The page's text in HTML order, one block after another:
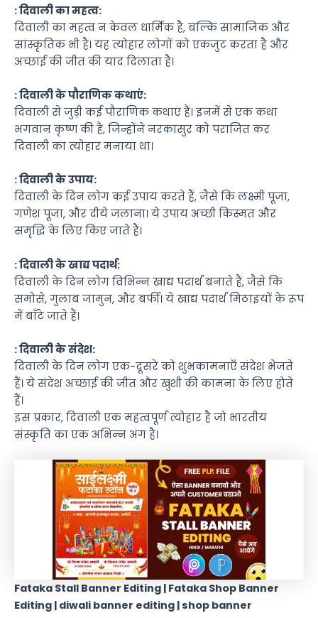
: दिवाली का महत्व:
दिवाली का महत्व न केवल धार्मिक है, बल्कि सामाजिक और
सांस्कृतिक भी है। यह त्योहार लोगों को एकजुट करता है और
अच्छाई की जीत की याद दिलाता है।
: दिवाली के पौराणिक कथाएं:
दिवाली से जुड़ी कई पौराणिक कथाएं हैं। इनमें से एक कथा
भगवान कृष्ण की है, जिन्होंने नरकासुर को पराजित कर
दिवाली का त्योहार मनाया था।
: दिवाली के उपाय:
दिवाली के दिन लोग कई उपाय करते हैं, जैसे कि लक्ष्मी पूजा,
गणेश पूजा, और दीये जलाना। ये उपाय अच्छी किस्मत और
समृद्धि के लिए किए जाते हैं।
: दिवाली के खाद्य पदार्थ:
दिवाली के दिन लोग विभिन्न खाद्य पदार्थ बनाते हैं, जैसे कि
समोसे, गुलाब जामुन, और बर्फी। ये खाद्य पदार्थ मिठाइयों के रूप
में बाँटे जाते हैं।
: दिवाली के संदेश:
दिवाली के दिन लोग एक-दूसरे को शुभकामनाएँ संदेश भेजते
हैं। ये संदेश अच्छाई की जीत और खुशी की कामना के लिए होते
हैं।
इस प्रकार, दिवाली एक महत्वपूर्ण त्योहार है जो भारतीय
संस्कृति का एक अभिन्न अंग है।
Fataka Stall Banner Editing | Fataka Shop Banner
Editing | diwali banner editing | shop banner